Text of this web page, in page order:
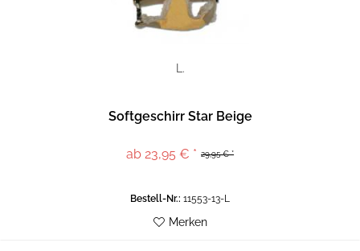
L.
Softgeschirr Star Beige
29,95 € *
ab 23,95 € *
Bestell-Nr.: 11553-13-L
Merken